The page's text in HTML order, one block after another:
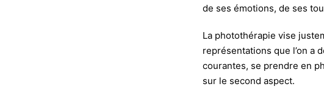
de ses émotions, de ses
La photothérapie vise
représentations que l’on a
courantes, se prendre en
sur le second aspect.